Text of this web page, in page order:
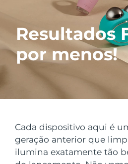
Resultados
por menos!
Cada dispositivo aqui é
geração anterior que
ilumina exatamente tão
FAQ™ Pure Beauty-Tech
FAQ™ Dual LED Panel
Deutsch
Français
Italiano
Svenska
Türkçe
País de envio
Estados Unidos
Reino Unido